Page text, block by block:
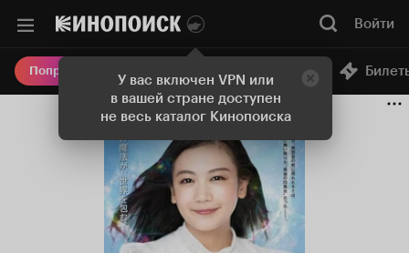
У вас включен VPN или
в вашей стране доступен
не весь каталог Кинопоиска
Войти
Попробовать Плюс Онлайн-кинотеатр